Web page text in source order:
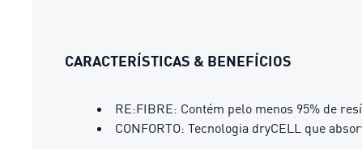
CARACTERÍSTICAS & BENEFÍCIOS
RE:FIBRE: Contém pelo menos 95% de
CONFORTO: Tecnologia dryCELL que